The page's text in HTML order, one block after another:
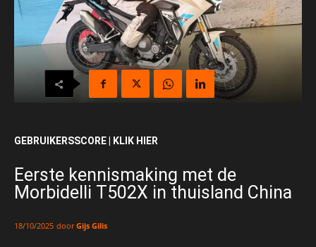
GEBRUIKERSSCORE | KLIK HIER
Eerste kennismaking met de
Morbidelli T502X in thuisland China
18/10/2025 door Gijs Gilis